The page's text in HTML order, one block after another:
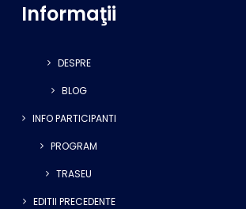
Informaţii
DESPRE
BLOG
INFO PARTICIPANTI
PROGRAM
TRASEU
EDITII PRECEDENTE